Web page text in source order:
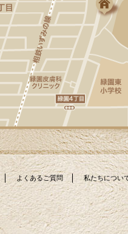
よくあるご質問 私たちについ